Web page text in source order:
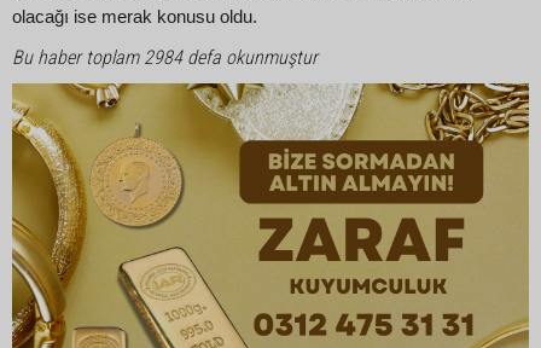
olacağı ise merak konusu oldu.
Bu haber toplam 2984 defa okunmuştur